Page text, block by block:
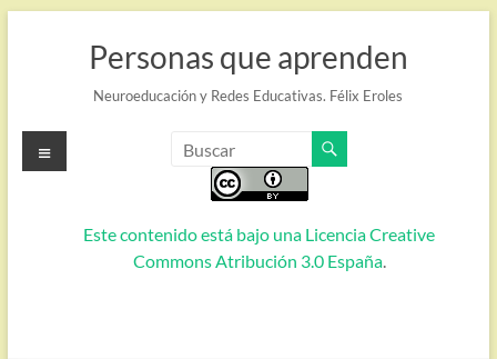
Personas que aprenden
Neuroeducación y Redes Educativas. Félix Eroles
Este contenido está bajo una Licencia Creative
Commons Atribución 3.0 España.
Menú